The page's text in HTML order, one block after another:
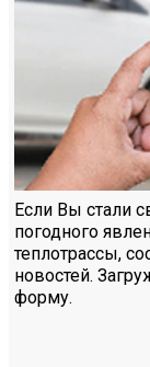
Если Вы стали
погодного
теплотрассы,
новостей.
форму.